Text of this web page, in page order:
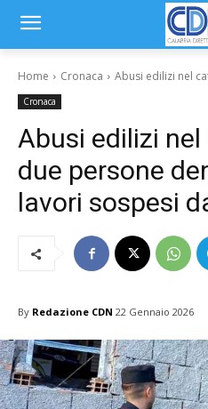
Home Cronaca Abusi edilizi nel
Cronaca
Abusi edilizi
due persone
lavori sospesi
By Redazione CDN 22 Gennaio 2026